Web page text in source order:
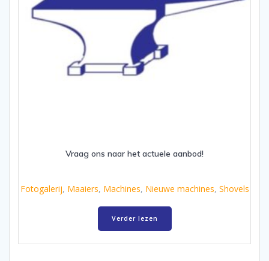
Vraag ons naar het actuele aanbod!
Fotogalerij, Maaiers, Machines, Nieuwe machines, Shovels
Verder lezen